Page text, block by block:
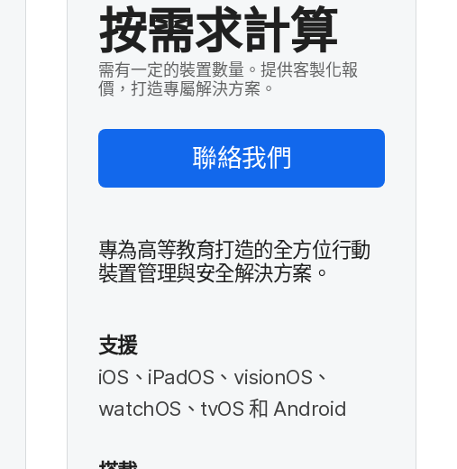
按需求計算
需有一定的裝置數量。提供客製化報
價，打造專屬解決方案。
聯絡​我們
專為​高等​教育​打造​的​全方​位​行動​
裝置​管理​與​安全​解決​方案。
支援
iOS 、 iPadOS 、 visionOS 、
watchOS 、 tvOS和 Android